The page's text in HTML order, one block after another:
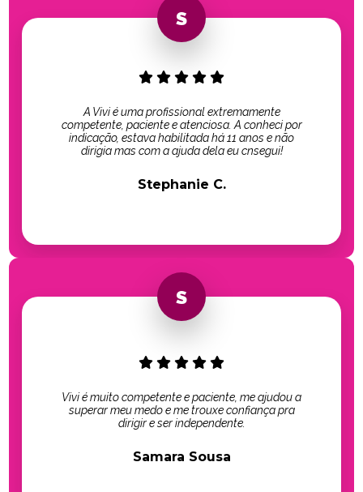
A Vivi é uma profissional extremamente
competente, paciente e atenciosa. A conheci por
indicação, estava habilitada há 11 anos e não
dirigia mas com a ajuda dela eu cnsegui!
Stephanie C.
Vivi é muito competente e paciente, me ajudou a
superar meu medo e me trouxe confiança pra
dirigir e ser independente.
Samara Sousa